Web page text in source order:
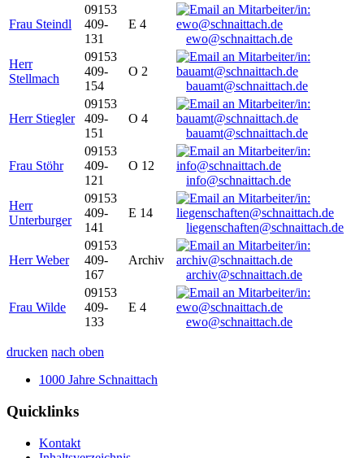
Frau Steindl
09153
409-
131
E 4
ewo@schnaittach.de
Herr
Stellmach
09153
409-
154
O 2
bauamt@schnaittach.de
Herr Stiegler
09153
409-
151
O 4
bauamt@schnaittach.de
Frau Stöhr
09153
409-
121
O 12
info@schnaittach.de
Herr
Unterburger
09153
409-
141
E 14
liegenschaften@schnaittach.de
Herr Weber
09153
409-
167
Archiv
archiv@schnaittach.de
Frau Wilde
09153
409-
133
E 4
ewo@schnaittach.de
drucken nach oben
1000 Jahre Schnaittach
Quicklinks
Kontakt